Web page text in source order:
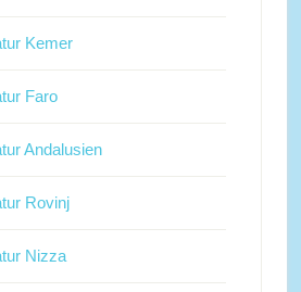
Kemer
Faro
Andalusien
Rovinj
Nizza